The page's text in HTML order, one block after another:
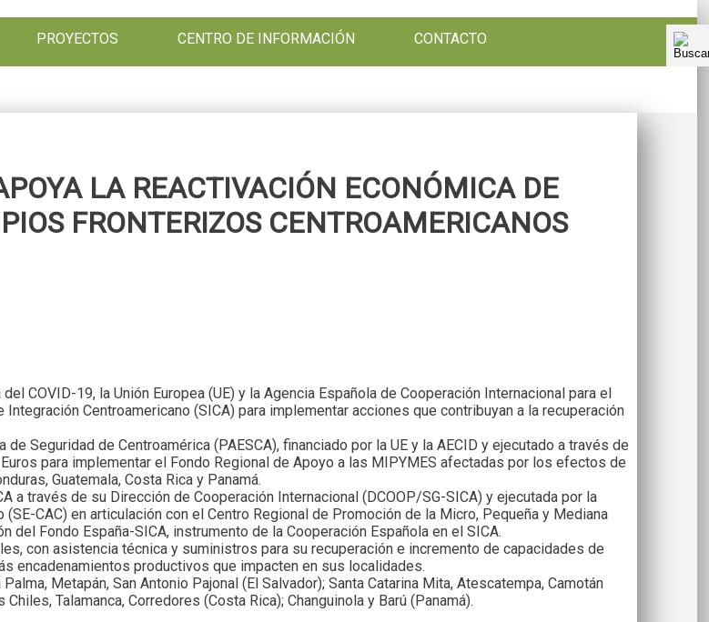
PROYECTOS CENTRO DE INFORMACIÓN CONTACTO
LA REACTIVACIÓN ECONÓMICA DE
FRONTERIZOS CENTROAMERICANOS
COVID-19, la Unión Europea (UE) y la Agencia Española de Cooperación Internacional para el
Centroamericano (SICA) para implementar acciones que contribuyan a la recuperación
Seguridad de Centroamérica (PAESCA), financiado por la UE y la AECID y ejecutado a través de
para implementar el Fondo Regional de Apoyo a las MIPYMES afectadas por los efectos de
Guatemala, Costa Rica y Panamá.
a través de su Dirección de Cooperación Internacional (DCOOP/SG-SICA) y ejecutada por la
CAC) en articulación con el Centro Regional de Promoción de la Micro, Pequeña y Mediana
del Fondo España-SICA, instrumento de la Cooperación Española en el SICA.
con asistencia técnica y suministros para su recuperación e incremento de capacidades de
encadenamientos productivos que impacten en sus localidades.
Metapán, San Antonio Pajonal (El Salvador); Santa Catarina Mita, Atescatempa, Camotán
Talamanca, Corredores (Costa Rica); Changuinola y Barú (Panamá).